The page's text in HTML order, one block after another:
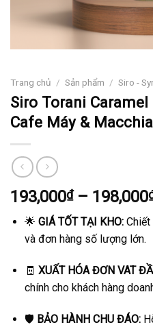
Trang chủ / Sản phẩm / Siro -
Siro Torani
Cafe Máy &
193,000₫ – 198,000
🌟 GIÁ TỐT TẠI KHO:Chiết
và đơn hàng số lượng lớn.
🧾 XUẤT HÓA ĐƠN VAT
chính cho khách hàng
🛡️ BẢO HÀNH CHU ĐÁO: